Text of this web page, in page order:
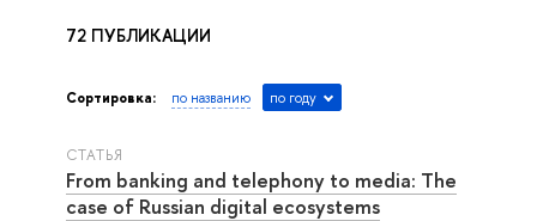
72 ПУБЛИКАЦИИ
Сортировка: по названию по году
СТАТЬЯ
From banking and telephony to media: The
case of Russian digital ecosystems